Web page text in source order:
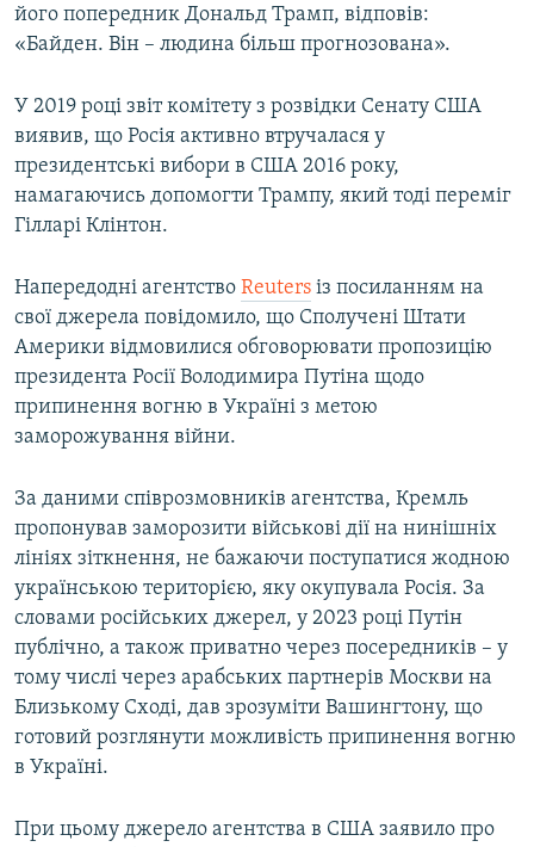
його попередник Дональд Трамп, відповів:
«Байден. Він – людина більш прогнозована».
У 2019 році звіт комітету з розвідки Сенату США
виявив, що Росія активно втручалася у
президентські вибори в США 2016 року,
намагаючись допомогти Трампу, який тоді переміг
Гілларі Клінтон.
Напередодні агентство Reuters із посиланням на
свої джерела повідомило, що Сполучені Штати
Америки відмовилися обговорювати пропозицію
президента Росії Володимира Путіна щодо
припинення вогню в Україні з метою
заморожування війни.
За даними співрозмовників агентства, Кремль
пропонував заморозити військові дії на нинішніх
лініях зіткнення, не бажаючи поступатися жодною
українською територією, яку окупувала Росія. За
словами російських джерел, у 2023 році Путін
публічно, а також приватно через посередників – у
тому числі через арабських партнерів Москви на
Близькому Сході, дав зрозуміти Вашингтону, що
готовий розглянути можливість припинення вогню
в Україні.
При цьому джерело агентства в США заявило про